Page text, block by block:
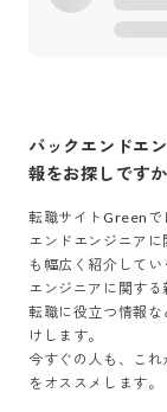
バックエンドエ
報をお探しです
転職サイトGreenで
エンドエンジニア
も幅広く紹介してい
エンジニア に関す
転職に役立つ情報
けします。
今すぐの人も、こ
をオススメします。